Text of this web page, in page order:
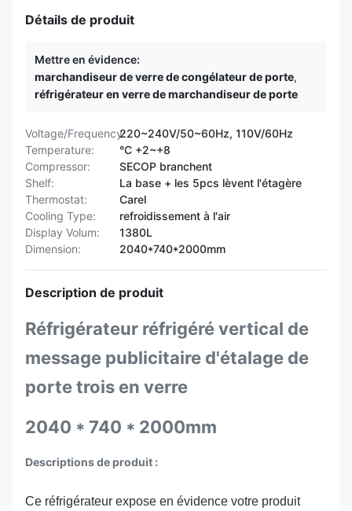
Détails de produit
Mettre en évidence:
marchandiseur de verre de congélateur de porte,
réfrigérateur en verre de marchandiseur de porte
Voltage/Frequency:220~240V/50~60Hz, 110V/60Hz
Temperature:
°C +2~+8
Compressor:
SECOP branchent
Shelf:
La base + les 5pcs lèvent l'étagère
Thermostat:
Carel
Cooling Type:
refroidissement à l'air
Display Volum:
1380L
Dimension:
2040*740*2000mm
Description de produit
Réfrigérateur réfrigéré vertical de
message publicitaire d'étalage de
porte trois en verre
2040 * 740 * 2000mm
Descriptions de produit :
Ce réfrigérateur expose en évidence votre produit